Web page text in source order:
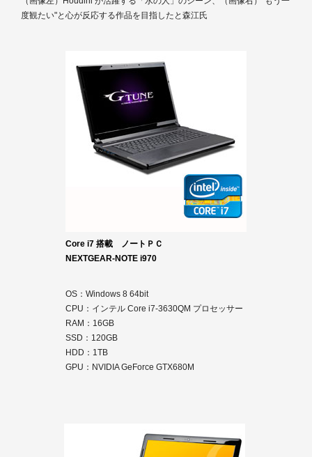
度観たい"と心が反応する作品を目指したと森江氏
Core i7 搭載 ノートＰＣ
NEXTGEAR-NOTE i970
OS：Windows 8 64bit
CPU：インテル Core i7-3630QM プロセッサー
RAM：16GB
SSD：120GB
HDD：1TB
GPU：NVIDIA GeForce GTX680M